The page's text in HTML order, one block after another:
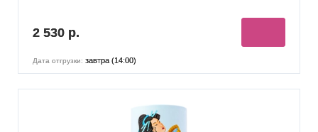
2 530 р.
Дата отгрузки: завтра (14:00)